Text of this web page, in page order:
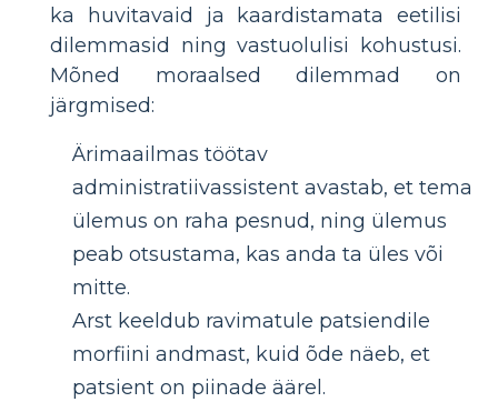
ka huvitavaid ja kaardistamata eetilisi
dilemmasid ning vastuolulisi kohustusi.
Mõned moraalsed dilemmad on
järgmised:
Ärimaailmas töötav
administratiivassistent avastab, et tema
ülemus on raha pesnud, ning ülemus
peab otsustama, kas anda ta üles või
mitte.
Arst keeldub ravimatule patsiendile
morfiini andmast, kuid õde näeb, et
patsient on piinade äärel.